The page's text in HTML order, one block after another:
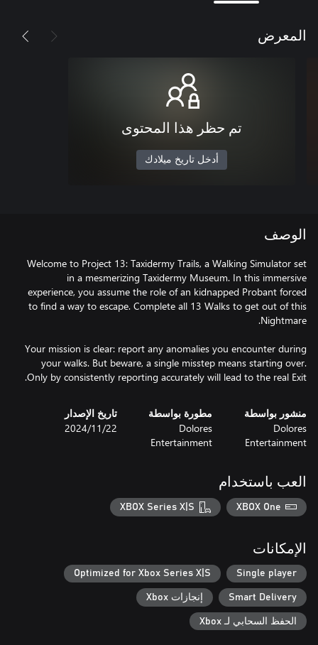
المعرض
تم حظر هذا المحتوى
أدخل تاريخ ميلادك
الوصف
Welcome to Project 13: Taxidermy Trails, a Walking Simulator set
in a mesmerizing Taxidermy Museum. In this immersive
experience, you assume the role of an kidnapped Probant forced
to find a way to escape. Complete all 13 Walks to get out of this
Your mission is clear: report any anomalies you encounter during
your walks. But beware, a single misstep means starting over.
Only by consistently reporting accurately will lead to the real Exit.
منشور بواسطة
Dolores
Entertainment
مطورة بواسطة
Dolores
Entertainment
تاريخ الإصدار
22‏/11‏/2024
العب باستخدام
XBOX One
XBOX Series X|S
الإمكانات
Single player
Optimized for Xbox Series X|S
Smart Delivery إنجازات Xbox
الحفظ السحابي لـ Xbox